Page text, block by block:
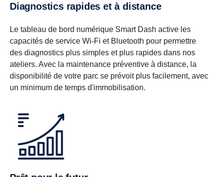
Diagnostics rapides et à distance
Le tableau de bord numérique Smart Dash active les
capacités de service Wi-Fi et Bluetooth pour permettre
des diagnostics plus simples et plus rapides dans nos
ateliers. Avec la maintenance préventive à distance, la
disponibilité de votre parc se prévoit plus facilement, avec
un minimum de temps d'immobilisation.